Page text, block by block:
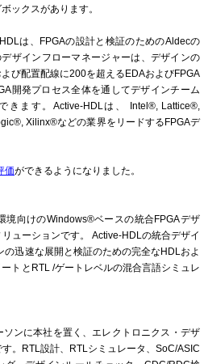
ックスがあります。
は、FPGAの設計と検証のためのAldecの
ザインフローマネージャーは、デザインの
び配置配線に200を超えるEDAおよびFPGA
開発プロセス全体を通してデザインチーム
きます。Active-HDLは、 Intel®, Lattice®,
Xilinx®などの業界をリードするFPGAデ
価ができるようになりました。
向けのWindows®ベースの統合FPGAデザ
ューションです。 Active-HDLの統合デザイ
の迅速な展開と検証のための完全なHDLおよ
トとRTL /ゲートレベルの混合言語シミュレ
ンに本社を置く、エレクトロニクス・デザ
。RTL設計、RTLシミュレータ、SoC/ASIC